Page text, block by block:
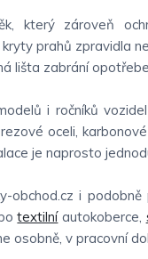
který zároveň
prahů zpravidla
lišta zabrání
i ročníků
oceli,
je naprosto
obchod.cz i
textilníautokoberce,
osobně, v pracovní